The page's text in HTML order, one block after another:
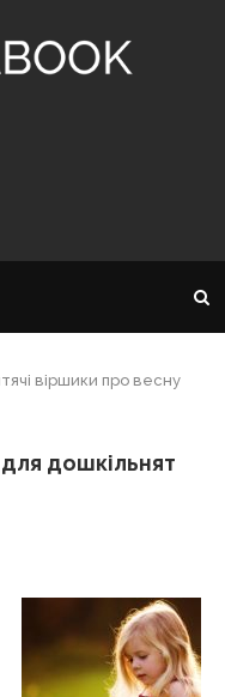
віршики про весну
дошкільнят